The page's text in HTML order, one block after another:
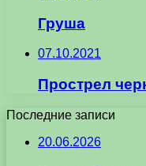
Груша
07.10.2021
Прострел
Последние записи
20.06.2026